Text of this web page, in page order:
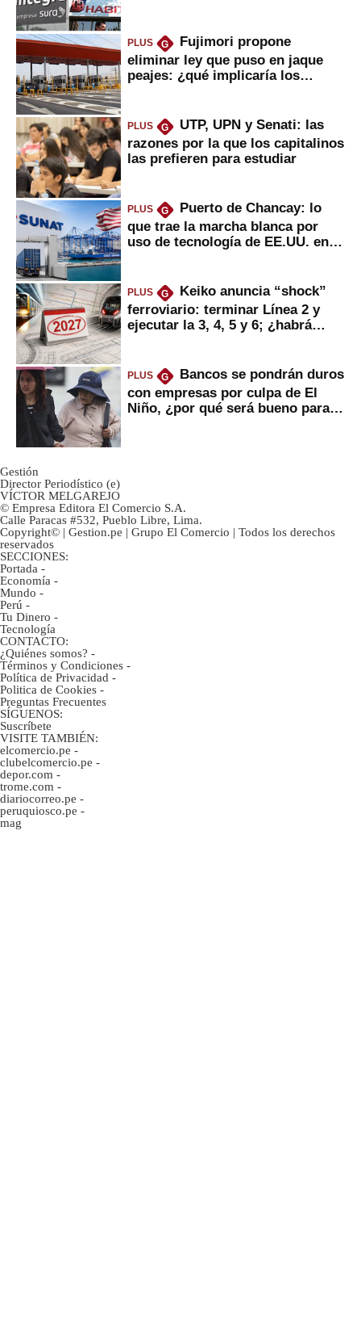
PLUS G
Fujimori propone
eliminar ley que puso en jaque
peajes: ¿qué implicaría los
PLUS G
UTP, UPN y Senati: las
razones por la que los capitalinos
las prefieren para estudiar
PLUS G
Puerto de Chancay: lo
que trae la marcha blanca por
uso de tecnología de EE.UU. en
PLUS G
Keiko anuncia “shock”
ferroviario: terminar Línea 2 y
ejecutar la 3, 4, 5 y 6; ¿habrá
PLUS G
Bancos se pondrán duros
con empresas por culpa de El
Niño, ¿por qué será bueno para
Gestión
Director Periodístico (e)
VÍCTOR MELGAREJO
© Empresa Editora El Comercio S.A.
Calle Paracas #532, Pueblo Libre, Lima.
Copyright© | Gestion.pe | Grupo El Comercio | Todos los derechos
reservados
SECCIONES:
Portada -
Economía -
Mundo -
Perú -
Tu Dinero -
Tecnología
CONTACTO:
¿Quiénes somos? -
Términos y Condiciones -
Política de Privacidad -
Politica de Cookies -
Preguntas Frecuentes
SÍGUENOS:
Suscríbete
VISITE TAMBIÉN:
elcomercio.pe -
clubelcomercio.pe -
depor.com -
trome.com -
diariocorreo.pe -
peruquiosco.pe -
mag